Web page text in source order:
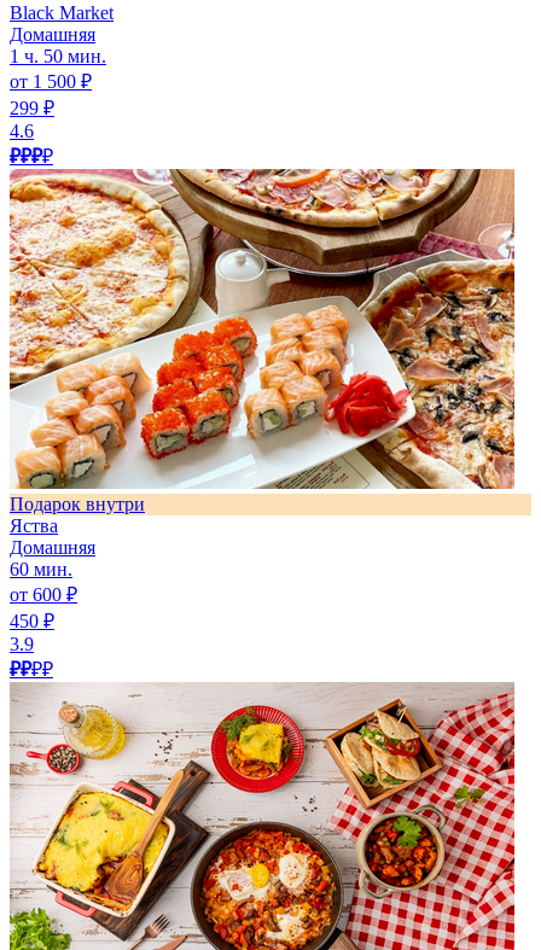
Black Market
Домашняя
1 ч. 50 мин.
от 1 500 ₽
299 ₽
4.6
₽₽₽₽
Подарок внутри
Яства
Домашняя
60 мин.
от 600 ₽
450 ₽
3.9
₽₽₽₽